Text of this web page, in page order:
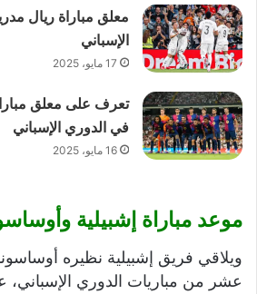
معلق مباراة ريال
الإسباني
17 مايو، 2025
تعرف على معلق
في الدوري الإسباني
16 مايو، 2025
موعد مباراة إشبيلية
ويلاقي فريق إشبيلية نظيره
عشر من مباريات الدوري